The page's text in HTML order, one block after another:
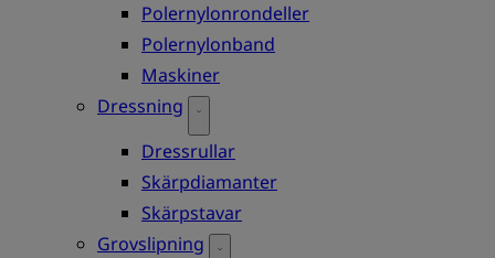
Polernylonrondeller
Polernylonband
Maskiner
Dressning
Dressrullar
Skärpdiamanter
Skärpstavar
Grovslipning